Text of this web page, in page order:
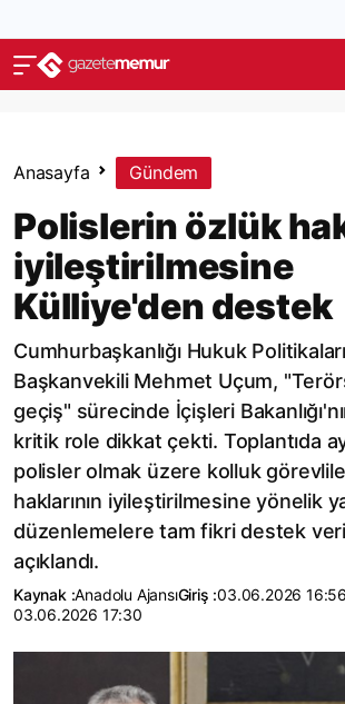
Anasayfa Gündem
Polislerin özlük
iyileştirilmesine
Külliye'den destek
Cumhurbaşkanlığı Hukuk
Başkanvekili Mehmet Uçum,
geçiş" sürecinde İçişleri
kritik role dikkat çekti. Toplantıda
polisler olmak üzere kolluk
haklarının iyileştirilmesine yönelik
düzenlemelere tam fikri destek
açıklandı.
Kaynak :Anadolu AjansıGiriş :03.06.2026
03.06.2026 17:30